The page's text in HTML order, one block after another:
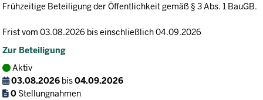
Frühzeitige Beteiligung der Öffentlichkeit gemäß § 3 Abs. 1 BauGB.
Frist vom 03.08.2026 bis einschließlich 04.09.2026
Zur Beteiligung
Aktiv
03.08.2026 bis04.09.2026
0 Stellungnahmen